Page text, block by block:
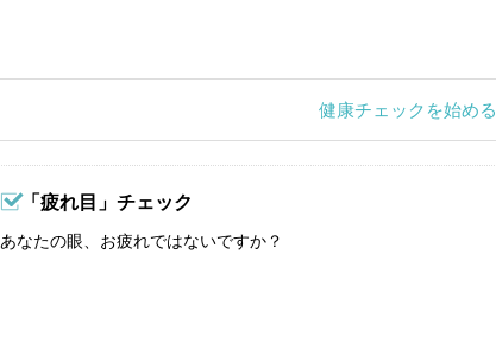
健康チェックを始める
「疲れ目」チェック
あなたの眼、お疲れではないですか？